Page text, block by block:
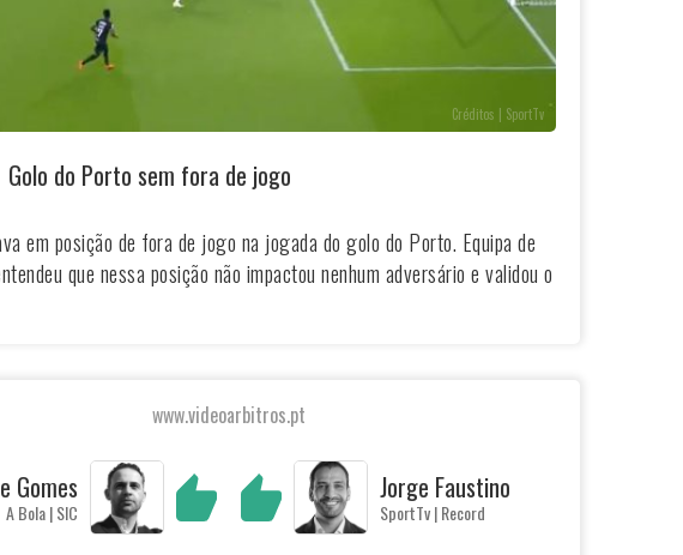
Créditos | SportTv
Golo do Porto sem fora de jogo
em posição de fora de jogo na jogada do golo do Porto. Equipa de
que nessa posição não impactou nenhum adversário e validou o
www.videoarbitros.pt
Gomes
A Bola | SIC
Jorge Faustino
SportTv | Record